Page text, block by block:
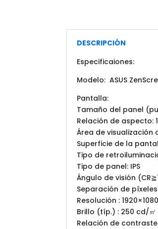
DESCRIPCIÓN
Especificaiones:
Modelo: ASUS
Pantalla:
Tamaño del panel
Relación de aspecto:
Área de visualización
Superficie de la
Tipo de
Tipo de panel: IPS
Ángulo de visión
Separación de píxeles
Resolución : 1920×1080
Brillo (típ.) : 250 cd/㎡
Relación de contraste